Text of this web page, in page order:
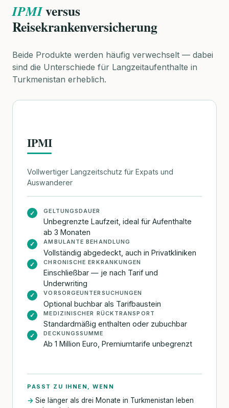
IPMIversus
Reisekrankenversicherung
Beide Produkte werden häufig verwechselt — dabei
sind die Unterschiede für Langzeitaufenthalte in
Turkmenistan erheblich.
IPMI
Vollwertiger Langzeitschutz für Expats und
Auswanderer
✓ GELTUNGSDAUER
Unbegrenzte Laufzeit, ideal für Aufenthalte
ab 3 Monaten
✓ AMBULANTE BEHANDLUNG
Vollständig abgedeckt, auch in Privatkliniken
✓ CHRONISCHE ERKRANKUNGEN
Einschließbar — je nach Tarif und
Underwriting
✓ VORSORGEUNTERSUCHUNGEN
Optional buchbar als Tarifbaustein
✓ MEDIZINISCHER RÜCKTRANSPORT
Standardmäßig enthalten oder zubuchbar
✓ DECKUNGSSUMME
Ab 1 Million Euro, Premiumtarife unbegrenzt
PASST ZU IHNEN, WENN
Sie länger als drei Monate in Turkmenistan leben